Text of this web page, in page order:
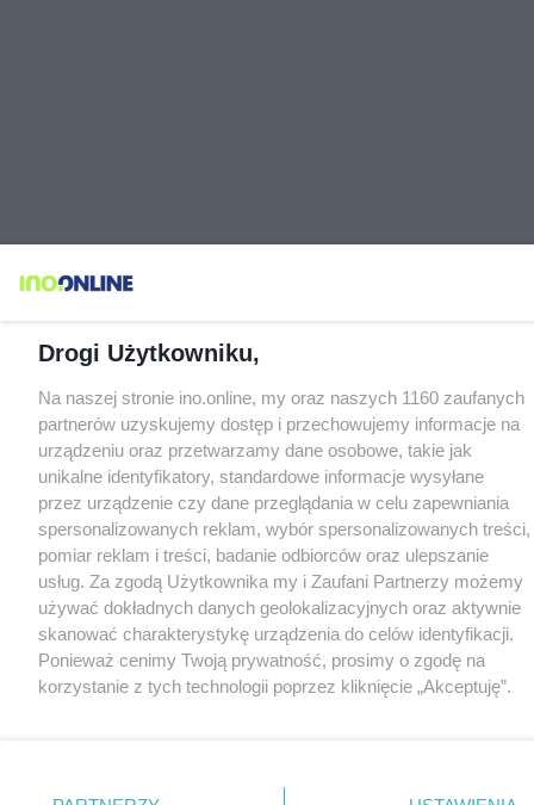
Drogi Użytkowniku,
Na naszej stronie ino.online, my oraz naszych 1160 zaufanych
partnerów uzyskujemy dostęp i przechowujemy informacje na
urządzeniu oraz przetwarzamy dane osobowe, takie jak
unikalne identyfikatory, standardowe informacje wysyłane
przez urządzenie czy dane przeglądania w celu zapewniania
spersonalizowanych reklam, wybór spersonalizowanych treści,
pomiar reklam i treści, badanie odbiorców oraz ulepszanie
usług. Za zgodą Użytkownika my i Zaufani Partnerzy możemy
używać dokładnych danych geolokalizacyjnych oraz aktywnie
skanować charakterystykę urządzenia do celów identyfikacji.
Ponieważ cenimy Twoją prywatność, prosimy o zgodę na
korzystanie z tych technologii poprzez kliknięcie „Akceptuję”.
nie wymagają zgody użytkownika, ale masz prawo sprzeciwić